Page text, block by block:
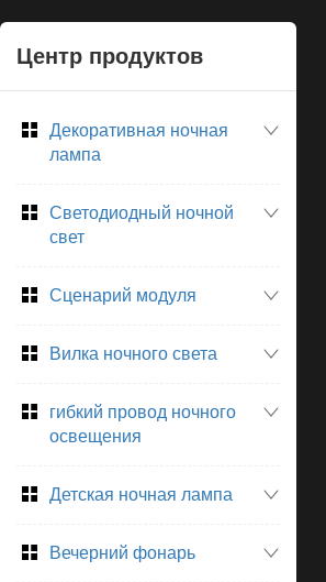
Центр продуктов
Декоративная ночная
лампа
Светодиодный ночной
свет
Сценарий модуля
Вилка ночного света
гибкий провод ночного
освещения
Детская ночная лампа
Вечерний фонарь